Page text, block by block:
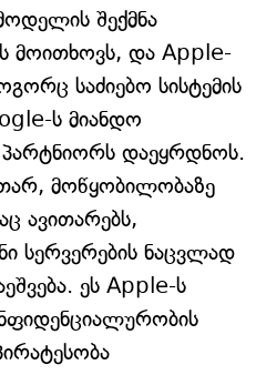
შექმნა
მოითხოვს, და Apple-
საძიებო სისტემის
ს მიანდო
დაეყრდნოს.
მოწყობილობაზე
ავითარებს,
სერვერების ნაცვლად
ეს Apple-ს